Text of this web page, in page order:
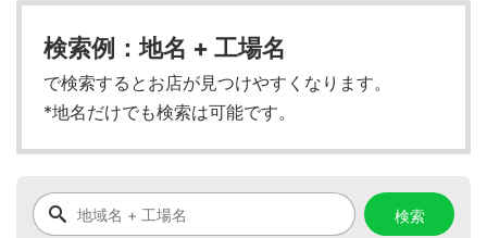
検索例：地名 + 工場名
で検索するとお店が見つけやすくなります。
*地名だけでも検索は可能です。